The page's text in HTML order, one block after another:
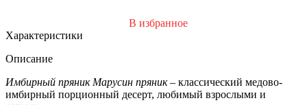
В избранное
Характеристики
Описание
Имбирный пряник Марусин пряник– классический медово-
имбирный порционный десерт, любимый взрослыми и